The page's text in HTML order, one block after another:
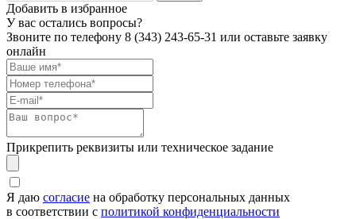
Добавить в избранное
У вас остались вопросы?
Звоните по телефону 8 (343) 243-65-31 или оставьте заявку
онлайн
Прикрепить реквизиты или техническое задание
Я даю согласие на обработку персональных данных
в соответствии с политикой конфиденциальности